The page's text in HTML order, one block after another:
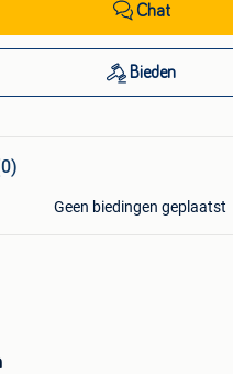
Chat
Bieden
Geen biedingen geplaatst